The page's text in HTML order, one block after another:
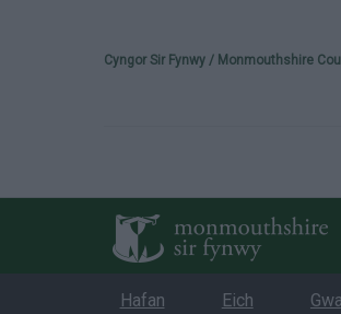
Please
Cyngor Sir Fynwy / Monmouthshire
Hafan
Eich